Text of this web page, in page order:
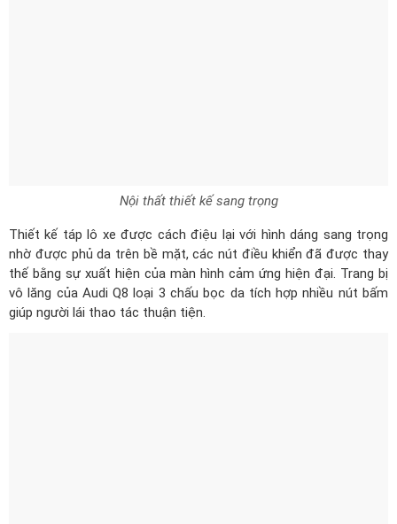
thế bằng sự xuất hiện của màn hình cảm ứng hiện đại. Trang bị
giúp người lái thao tác thuận tiện.